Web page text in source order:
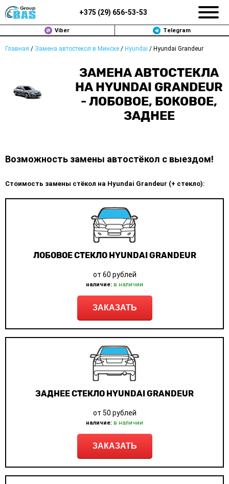
+375 (29) 656-53-53
Viber Telegram
Главная / Замена автостекол в Минске / Hyundai / Hyundai Grandeur
ЗАМЕНА АВТОСТЕКЛА
НА HYUNDAI GRANDEUR
- ЛОБОВОЕ, БОКОВОЕ,
ЗАДНЕЕ
Возможность замены автостёкол с выездом!
Стоимость замены стёкол на Hyundai Grandeur (+ стекло):
ЛОБОВОЕ СТЕКЛО HYUNDAI GRANDEUR
от 60 рублей
наличие: в наличии
ЗАКАЗАТЬ
ЗАДНЕЕ СТЕКЛО HYUNDAI GRANDEUR
от 50 рублей
наличие: в наличии
ЗАКАЗАТЬ
ЗАМЕНА АВТОСТЕКОЛ В МИНСКЕ
ПРОДАЖА АВТОСТЁКОЛ
РЕМОНТ
ПОЛИТИКА КОНФИДЕНЦИАЛЬНОСТИ